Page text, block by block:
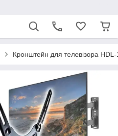
Кронштейн для телевізора